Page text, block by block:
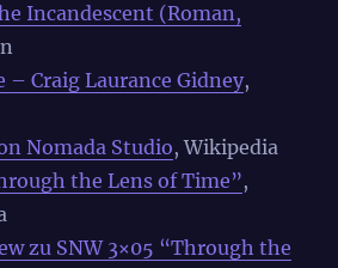
Incandescent (Roman,
– Craig Laurance Gidney,
Nomada Studio, Wikipedia
the Lens of Time”,
zu SNW 3×05 “Through the